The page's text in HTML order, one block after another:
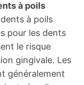
à poils
à poils
pour les dents
le risque
gingivale. Les
généralement